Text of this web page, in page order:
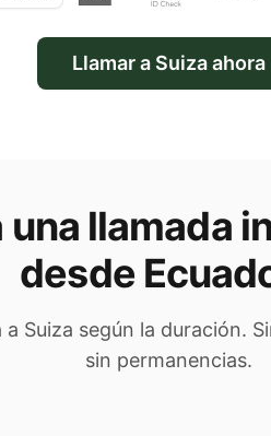
Llamar a Suizaahora
llamada
desde
a Suiza según la duración.
sin permanencias.